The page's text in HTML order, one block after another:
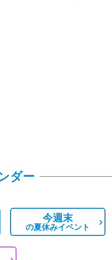
ダー
今週末
の夏休みイベント